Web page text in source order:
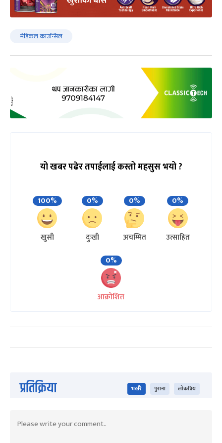
मेडिकल काउन्सिल
यो खबर पढेर तपाईलाई कस्तो महसुस भयो ?
100%
खुसी
0%
दुःखी
0%
अचम्मित
0%
उत्साहित
0%
आक्रोशित
प्रतिक्रिया भर्खरै पुराना लोकप्रिय